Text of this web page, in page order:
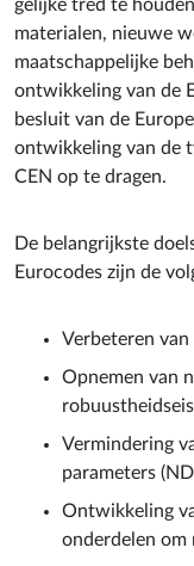
gelijke tred te
materialen, nieuwe
maatschappelijke
ontwikkeling van de
besluit van de
ontwikkeling van de
CEN op te dragen.
De belangrijkste
Eurocodes zijn de
Verbeteren
Opnemen van
Vermindering
parameters
Ontwikkeling
onderdelen om